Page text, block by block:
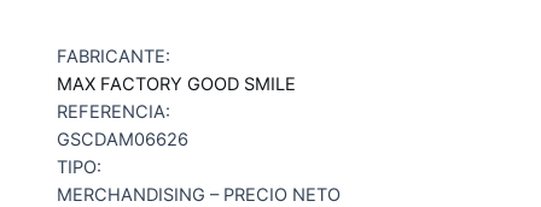
FABRICANTE:
MAX FACTORY GOOD SMILE
REFERENCIA:
GSCDAM06626
TIPO:
MERCHANDISING – PRECIO NETO